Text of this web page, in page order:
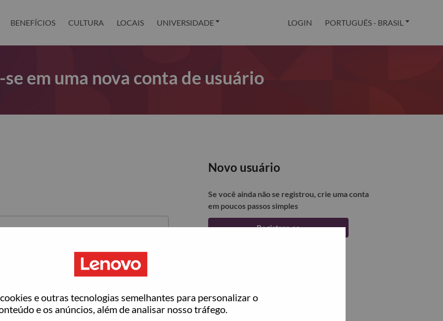
e outras tecnologias semelhantes para personalizar o
e os anúncios, além de analisar nosso tráfego.
BENEFÍCIOS CULTURA LOCAIS UNIVERSIDADE LOGIN PORTUGUÊS - BRASIL
em uma nova conta de usuário
Novo usuário
Se você ainda não se registrou, crie uma conta
em poucos passos simples
Registrar-se